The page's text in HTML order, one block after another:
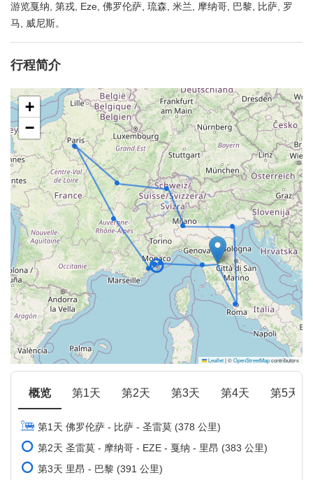
游览戛纳, 第戎, Eze, 佛罗伦萨, 琉森, 米兰, 摩纳哥, 巴黎, 比萨, 罗
马, 威尼斯。
行程简介
+
−
Leaflet|©OpenStreetMapcontributors
概览 第1天 第2天 第3天 第4天 第5天
第1天 佛罗伦萨 - 比萨 - 圣雷莫 (378 公里)
第2天 圣雷莫 - 摩纳哥 - EZE - 戛纳 - 里昂 (383 公里)
第3天 里昂 - 巴黎 (391 公里)